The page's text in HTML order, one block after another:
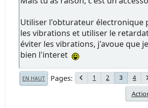
Utiliser l'obturateur électronique
les vibrations et utiliser le
éviter les vibrations, j'avoue que
bien l'interet
EN HAUT Pages 1 2 3 4